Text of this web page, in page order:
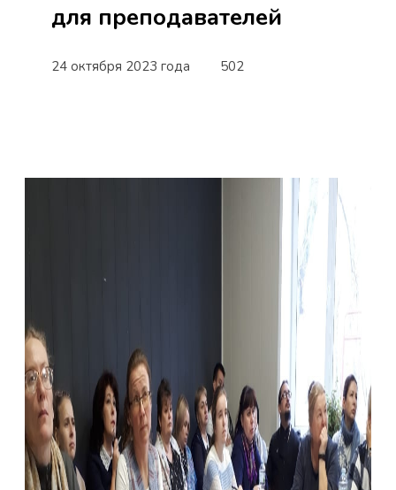
для преподавателей
24 октября 2023 года 502